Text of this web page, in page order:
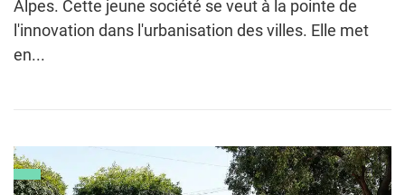
Alpes. Cette jeune société se veut à la pointe de
l'innovation dans l'urbanisation des villes. Elle met
en...